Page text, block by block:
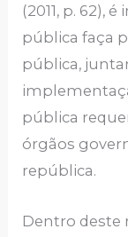
(2011, p. 62),
pública faça
pública,
pública
órgãos
república.
Dentro deste